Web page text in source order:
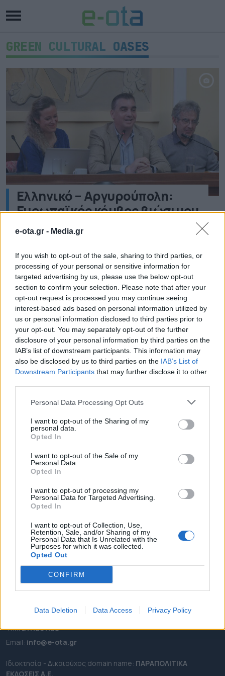
e-ota.gr - Media.gr
If you wish to opt-out of the sale, sharing to third parties, or
processing of your personal or sensitive information for
targeted advertising by us, please use the below opt-out
section to confirm your selection. Please note that after your
opt-out request is processed you may continue seeing
interest-based ads based on personal information utilized by
us or personal information disclosed to third parties prior to
your opt-out. You may separately opt-out of the further
disclosure of your personal information by third parties on the
IAB’s list of downstream participants. This information may
also be disclosed by us to third parties on the IAB’s List of
Downstream Participants that may further disclose it to other
Personal Data Processing Opt Outs
I want to opt-out of the Sharing of my
personal data.
Opted In
I want to opt-out of the Sale of my
Personal Data.
Opted In
I want to opt-out of processing my
Personal Data for Targeted Advertising.
Opted In
I want to opt-out of Collection, Use,
Retention, Sale, and/or Sharing of my
Personal Data that Is Unrelated with the
Purposes for which it was collected.
Opted Out
CONFIRM
Data Deletion Data Access Privacy Policy
GREEN CULTURAL OASES
Ελληνικό – Αργυρούπολη:
Ευρωπαϊκός κόμβος βιώσιμου
αστικού τουρισμού με το
GreCO
Σημαντικό βήμα εξωστρέφειας και ευρωπαϊκής
συνεργασίας πραγματοποίησε ο Δήμος Ελληνικού –
Αργυρούπολης, φιλοξενώντας την Εναρκτήρια
Εκπαιδευτική Επίσκεψη του έργου GreCO – Green
Cultural Oases, στο πλαίσιο του European Urban
Initiative – Innovative Actions (EUI-IA). Στη διήμερη
συνάντηση συμμετείχαν εταίροι από το Botoșani,
το Milazzo και τη Senglea, με αντικείμενο την
ανταλλαγή τεχνογνωσίας γύρω από τον […]
19.02.2026 - 12.37
ΡΟΗ ΕΙΔΗΣΕΩΝ
ΕΠΙΚΑΙΡΟΤΗΤΑ
ΠΕΡΙΦΕΡΕΙΕΣ
ΣΥΝΕΝΤΕΥΞΕΙΣ
ΑΠΟΨΕΙΣ
ΠΡΟΣΛΗΨΕΙΣ
e-ota.gr | Ταυτότητα
Λεωφόρος Ανδρέα Συγγρού 188, 17671,
Καλλιθέα Αττικής
Τηλ:2111091100
Εmail: info@e-ota.gr
Ιδιοκτησία - Δικαιούχος domain name: ΠΑΡΑΠΟΛΙΤΙΚΑ
ΕΚΔΟΣΕΙΣ A.E.